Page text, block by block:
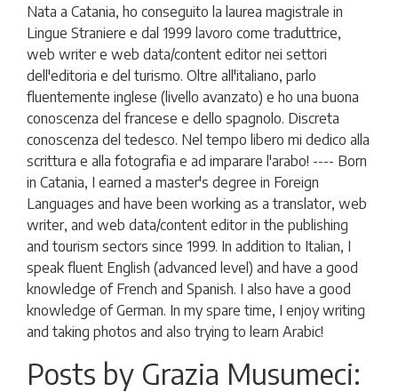
Nata a Catania, ho conseguito la laurea magistrale in
Lingue Straniere e dal 1999 lavoro come traduttrice,
web writer e web data/content editor nei settori
dell'editoria e del turismo. Oltre all'italiano, parlo
fluentemente inglese (livello avanzato) e ho una buona
conoscenza del francese e dello spagnolo. Discreta
conoscenza del tedesco. Nel tempo libero mi dedico alla
scrittura e alla fotografia e ad imparare l'arabo! ---- Born
in Catania, I earned a master's degree in Foreign
Languages ​​and have been working as a translator, web
writer, and web data/content editor in the publishing
and tourism sectors since 1999. In addition to Italian, I
speak fluent English (advanced level) and have a good
knowledge of French and Spanish. I also have a good
knowledge of German. In my spare time, I enjoy writing
and taking photos and also trying to learn Arabic!
Posts by Grazia Musumeci: